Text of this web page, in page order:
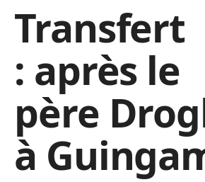
Transfert
: après le
père
à